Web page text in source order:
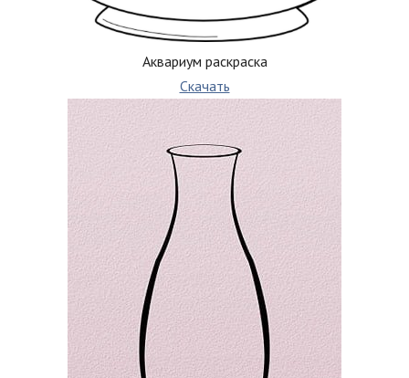
Аквариум раскраска
Скачать